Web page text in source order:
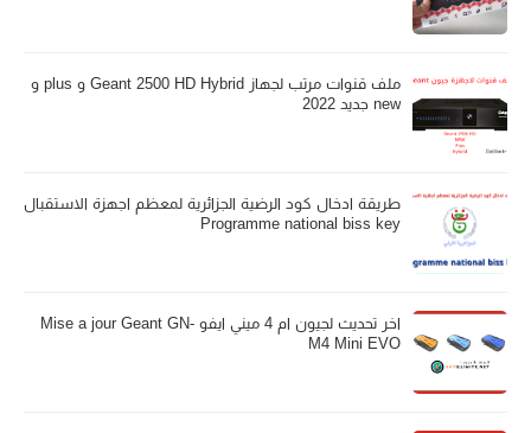
ملف قنوات مرتب لجهاز Geant 2500 HD Hybrid و plus و
new جديد 2022
طريقة ادخال كود الرضية الجزائرية لمعظم اجهزة الاستقبال
Programme national biss key
اخر تحديث لجيون ام 4 ميني ايفو Mise a jour Geant GN-
M4 Mini EVO